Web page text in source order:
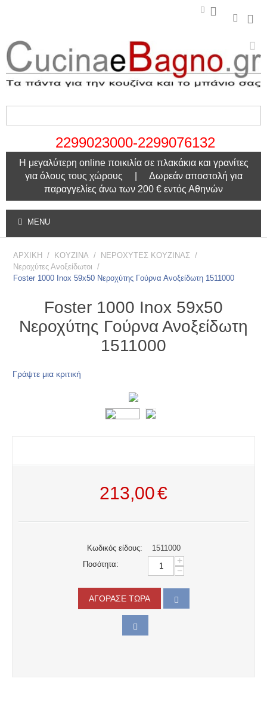
2299023000-2299076132
Η μεγαλύτερη online ποικιλία σε πλακάκια και γρανίτες
για όλους τους χώρους | Δωρεάν αποστολή για
παραγγελίες άνω των 200 € εντός Αθηνών
MENU
ΑΡΧΙΚΗ / ΚΟΥΖΙΝΑ / ΝΕΡΟΧΥΤΕΣ ΚΟΥΖΙΝΑΣ /
Νεροχύτες Ανοξείδωτοι /
Foster 1000 Inox 59x50 Νεροχύτης Γούρνα Ανοξείδωτη 1511000
Foster 1000 Inox 59x50
Νεροχύτης Γούρνα Ανοξείδωτη
1511000
Γράψτε μια κριτική
213,00€
Κωδικός είδους:
1511000
Ποσότητα:
+
−
ΑΓΟΡΑΣΕ ΤΩΡΑ